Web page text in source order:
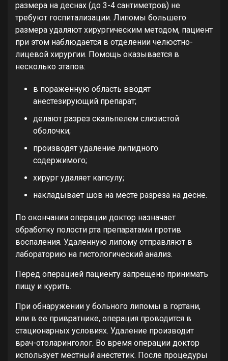
размера на деснах (до 3-4 сантиметров) не
требуют госпитализации. Липомы большего
размера удаляют хирургическим методом, пациент
при этом наблюдается в отделении челюстно-
лицевой хирургии. Помощь оказывается в
несколько этапов:
в пораженную область вводят
анестезирующий препарат;
делают разрез скальпелем слизистой
оболочки;
производят удаление липидного
содержимого;
хирург удаляет капсулу;
накладывает шов на месте разреза на десне.
По окончании операции доктор назначает
обработку полости рта препаратами против
воспаления. Удаленную липому отправляют в
лабораторию на гистологический анализ.
Перед операцией пациенту запрещено принимать
пищу и курить.
При обнаружении у больного липомы в гортани,
или в ее привратнике, операция проводится в
стационарных условиях. Удаление производит
врач-отоларинголог. Во время операции доктор
использует местный анестетик. После процедуры